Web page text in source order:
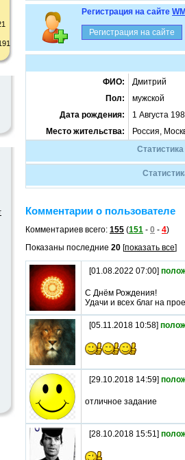
Регистрация на сайте
ФИО:
Дмитрий
Пол:
мужской
Дата рождения:
1 Августа
Место жительства:
Россия,
Комментарии о пользователе
Комментариев всего: 155 (151 - 0 - 4)
Показаны последние 20 [показать все]
[01.08.2022 07:00]
С Днём Рождения!
Удачи и всех благ на
[05.11.2018 10:58]
[29.10.2018 14:59]
отличное задание
[28.10.2018 15:51]